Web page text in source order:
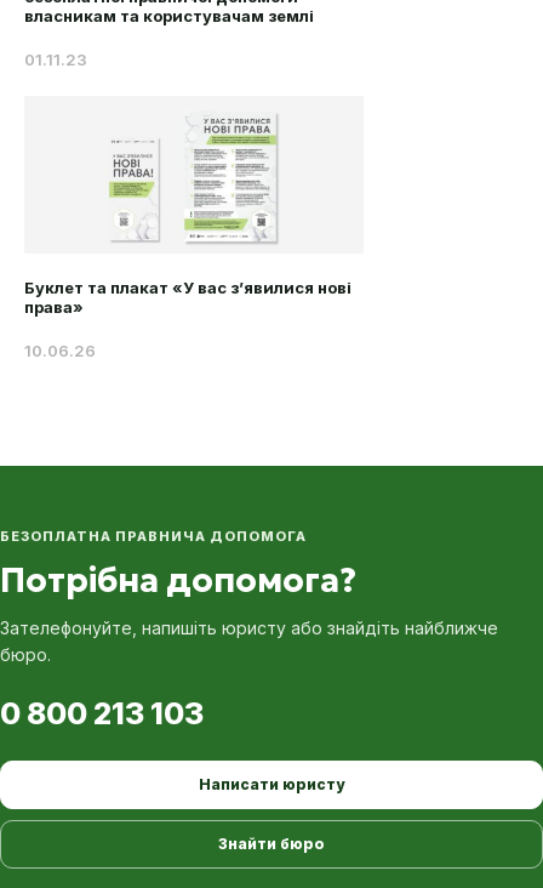
власникам та користувачам землі
01.11.23
Буклет та плакат «У вас з’явилися нові
права»
10.06.26
БЕЗОПЛАТНА ПРАВНИЧА ДОПОМОГА
Потрібна допомога?
Зателефонуйте, напишіть юристу або знайдіть найближче
бюро.
0 800 213 103
Написати юристу
Знайти бюро